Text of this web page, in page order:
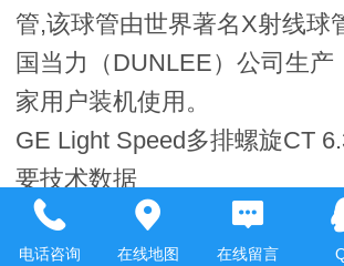
管,该球管由世界著名X射线
国当力（DUNLEE）公司生产
家用户装机使用。
GE Light Speed多排螺旋CT
要技术数据
Tube Type： DU 6308
5.0/4.3-9.9
电话咨询 在线地图 在线留言